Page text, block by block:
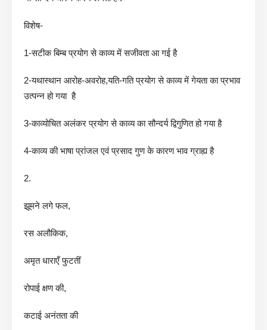
विशेष-
1-सटीक बिम्ब प्रयोग से काव्य में सजीवता आ गई है
2-यथास्थान आरोह-अवरोह,यति-गति प्रयोग से काव्य में गेयता का प्रभाव
उत्पन्न हो गया है
3-काव्योचित अलंकर प्रयोग से काव्य का सौन्दर्य द्विगुणित हो गया है
4-काव्य की भाषा प्रांजल एवं प्रसाद गुण के कारण भाव ग्राह्य है
2.
झूमने लगे फल,
रस अलौकिक,
अमृत धाराएँ फुटतीं
रोपाई क्षण की,
कटाई अनंतता की